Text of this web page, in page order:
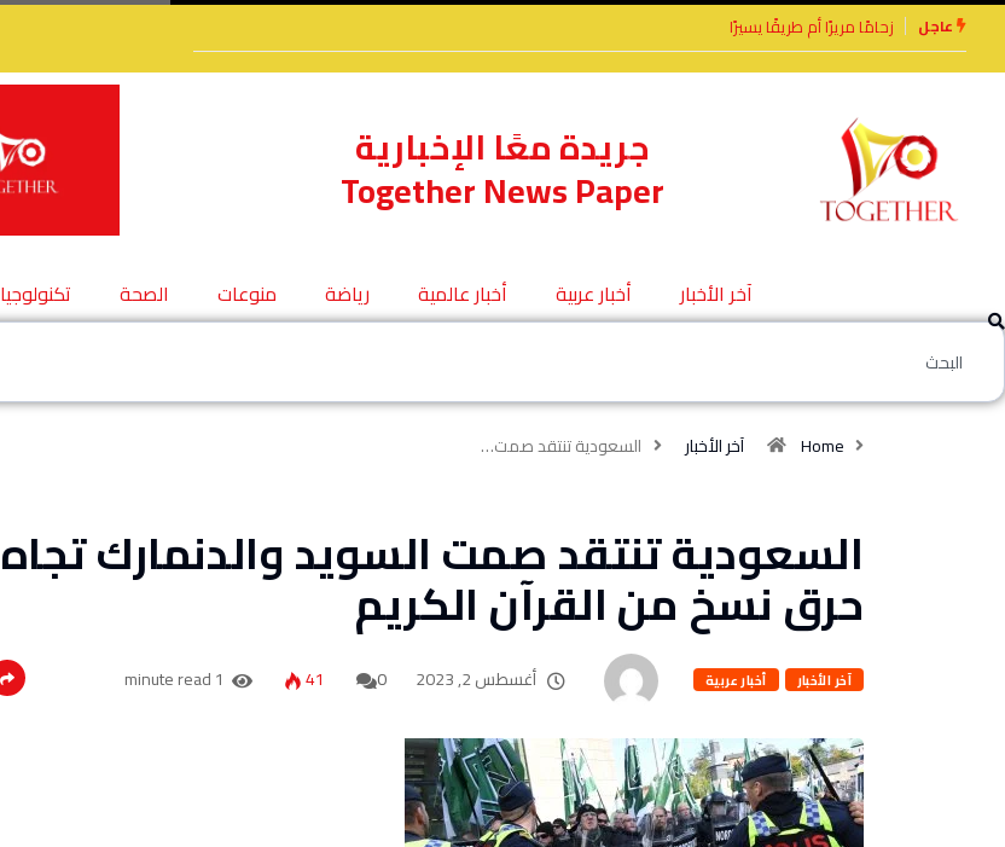
عاجل
أم طريقًا يسيرًاالأخوة الأعداء وحتمًا لابد
من لقاء
جريدة معًا الإخبارية
Together News Paper
آخر الأخبار أخبار عربية أخبار عالمية رياضة منوعات الصحة تكنولوجيا
Home آخر الأخبار السعودية تنتقد صمت…
السعودية تنتقد صمت السويد والدنمارك تجاه
حرق نسخ من القرآن الكريم
آخر الأخبار أخبار عربية أغسطس 2, 2023 0
41
1 minute read